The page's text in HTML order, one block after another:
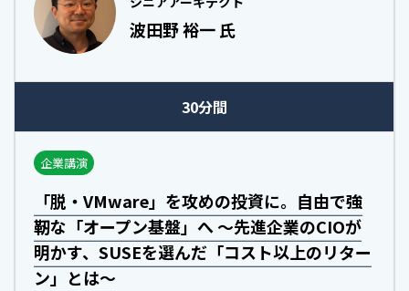
波田野 裕一 氏
30分間
企業講演
「脱・VMware」を攻めの投資に。自由で強
靭な「オープン基盤」へ ～先進企業のCIOが
明かす、SUSEを選んだ「コスト以上のリター
ン」とは～